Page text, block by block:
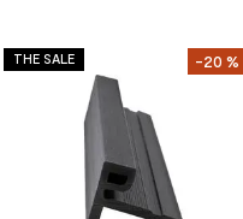
-20 %
THE SALE